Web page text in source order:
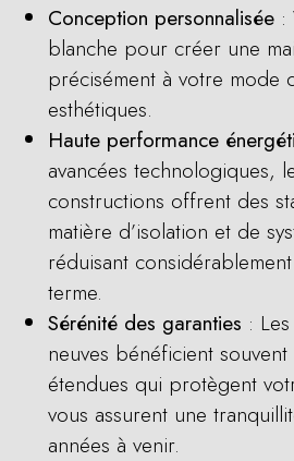
Conception personnalisée :
blanche pour créer une
précisément à votre mode
esthétiques.
Haute performance
avancées technologiques,
constructions offrent des
matière d’isolation et de
réduisant
terme.
Sérénité des garanties :
neuves bénéficient
étendues qui protègent
vous assurent une
années à venir.